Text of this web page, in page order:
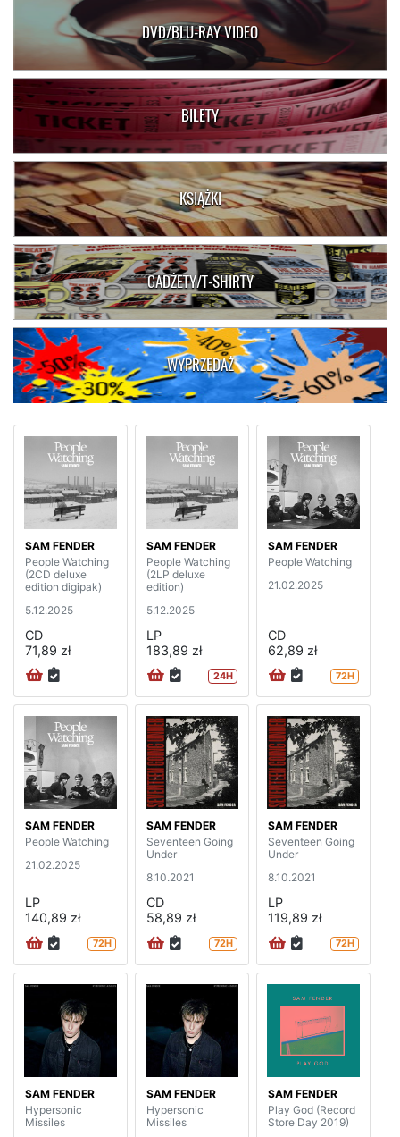
DVD/BLU-RAY VIDEO
BILETY
KSIĄŻKI
GADŻETY/T-SHIRTY
WYPRZEDAŻ
SAM FENDER
People Watching
(2CD deluxe
edition digipak)
5.12.2025
CD
71,89 zł
SAM FENDER
People Watching
(2LP deluxe
edition)
5.12.2025
LP
183,89 zł
24H
SAM FENDER
People Watching
21.02.2025
CD
62,89 zł
72H
SAM FENDER
People Watching
21.02.2025
LP
140,89 zł
72H
SAM FENDER
Seventeen Going
Under
8.10.2021
CD
58,89 zł
72H
SAM FENDER
Seventeen Going
Under
8.10.2021
LP
119,89 zł
72H
SAM FENDER
Hypersonic
Missiles
SAM FENDER
Hypersonic
Missiles
SAM FENDER
Play God (Record
Store Day 2019)